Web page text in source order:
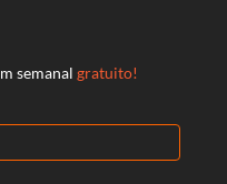
semanal gratuito!